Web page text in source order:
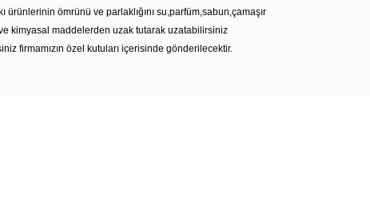
ürünlerinin ömrünü ve parlaklığını su,parfüm,sabun,çamaşır
kimyasal maddelerden uzak tutarak uzatabilirsiniz
firmamızın özel kutuları içerisinde gönderilecektir.